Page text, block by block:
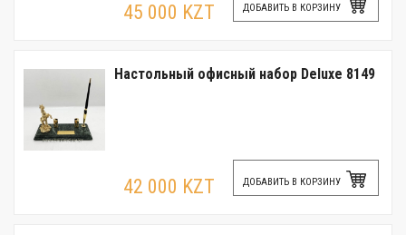
45 000 KZT ДОБАВИТЬ В КОРЗИНУ
Настольный офисный набор Deluxe 8149
42 000 KZT ДОБАВИТЬ В КОРЗИНУ